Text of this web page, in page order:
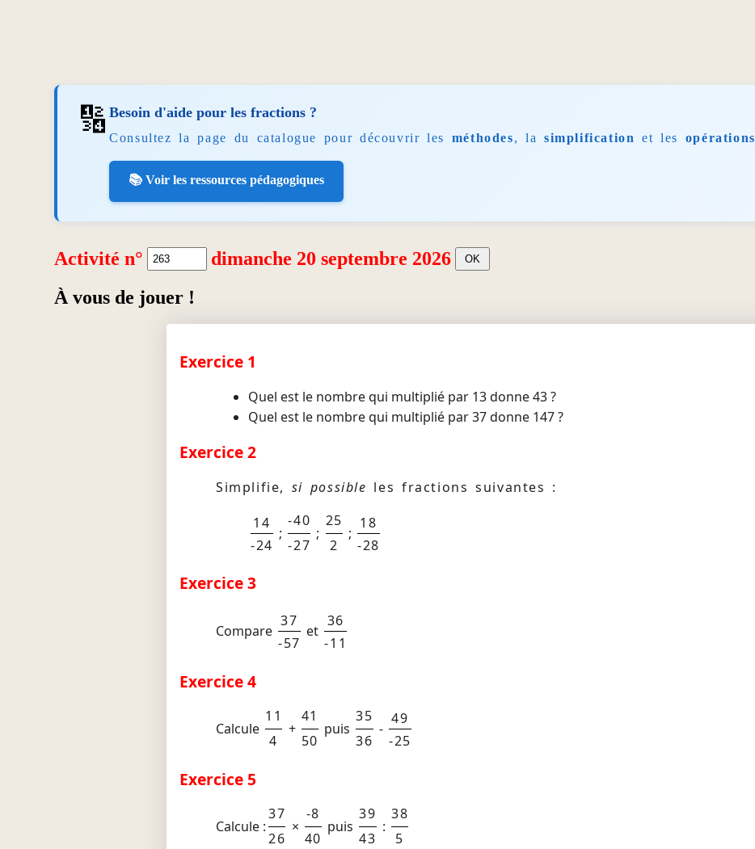
🔢Besoin d'aide pour les fractions ?
Consultez la page du catalogue pour découvrir les méthodes, lasimplification et les opérations
📚 Voir les ressources pédagogiques
Activité n°
dimanche 20 septembre 2026
À vous de jouer !
Exercice 1
Quel est le nombre qui multiplié par 13 donne 43 ?
Quel est le nombre qui multiplié par 37 donne 147 ?
Exercice 2
Simplifie, si possible les fractions suivantes :
14
-24
;
-40
-27
;
25
2
;
18
-28
Exercice 3
Compare
37
-57
et
36
-11
Exercice 4
Calcule
11
4
+
41
50
puis
35
36
-
49
-25
Exercice 5
Calcule :
37
26
×
-8
40
puis
39
43
:
38
5